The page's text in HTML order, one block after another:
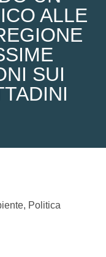
ALLE
SUI
, Politica